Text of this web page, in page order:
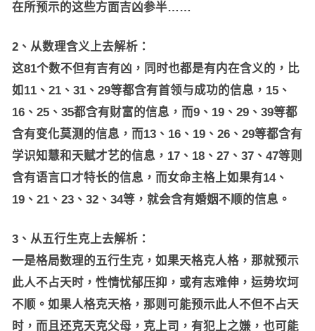
在所预示的这些方面吉凶参半……
2、从数理含义上去解析：
这81个数不但有吉有凶，同时也都是有内在含义的，比
如11、21、31、29等都含有首领与成功的信息，15、
16、25、35都含有财富的信息，而9、19、29、39等都
含有变化莫测的信息，而13、16、19、26、29等都含有
学识知慧和天赋才艺的信息，17、18、27、37、47等则
含有语言口才特长的信息，而女命主格上如果有14、
19、21、23、32、34等，就会含有婚姻不顺的信息。
3、从五行生克上去解析：
一是格局数理的五行生克，如果天格克人格，那就预示
此人不占天时，性情忧郁压抑，或有志难伸，运势坎坷
不顺。如果人格克天格，那则可能预示此人不但不占天
时，而且还克天克父母，克上司，有犯上之嫌，也可能